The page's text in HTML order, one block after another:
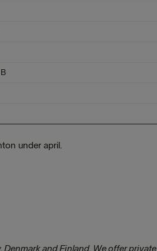
under april.
and Finland. We offer private